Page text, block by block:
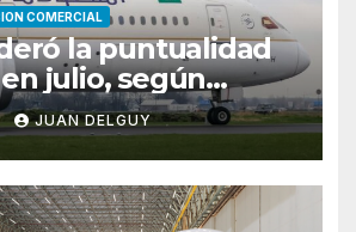
COMERCIAL
la puntualidad
julio, según
JUAN DELGUY